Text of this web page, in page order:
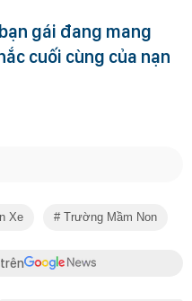
gái đang mang
cuối cùng của nạn
Xe Trường Mầm Non